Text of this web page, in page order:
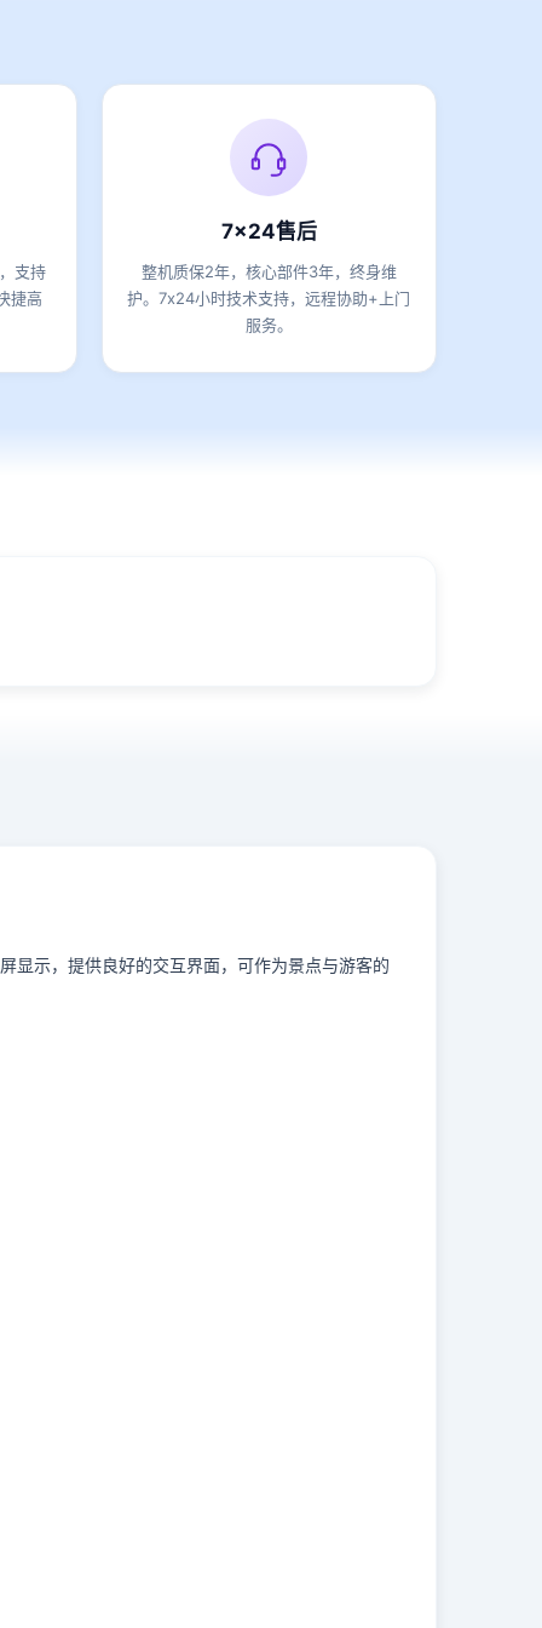
支持
捷高
7x24售后
整机质保2年，核心部件3年，终身维
护。7x24小时技术支持，远程协助+上门
服务。
示，提供良好的交互界面，可作为景点与游客的